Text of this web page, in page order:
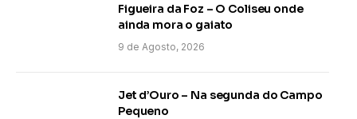
Figueira da Foz – O Coliseu onde
ainda mora o gaiato
9 de Agosto, 2026
Jet d’Ouro – Na segunda do Campo
Pequeno